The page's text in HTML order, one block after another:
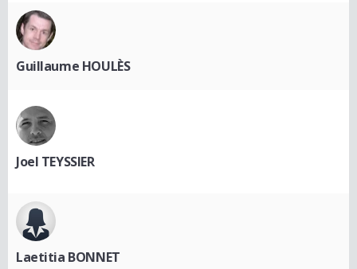
Guillaume HOULÈS
Joel TEYSSIER
Laetitia BONNET